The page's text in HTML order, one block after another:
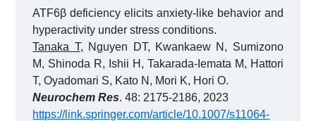
ATF6β deficiency elicits anxiety-like behavior and
hyperactivity under stress conditions.
Tanaka T, Nguyen DT, Kwankaew N, Sumizono
M, Shinoda R, Ishii H, Takarada-Iemata M, Hattori
T, Oyadomari S, Kato N, Mori K, Hori O.
Neurochem Res. 48: 2175-2186, 2023
https://link.springer.com/article/10.1007/s11064-